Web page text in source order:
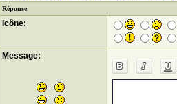
Réponse
Icône:
Message: